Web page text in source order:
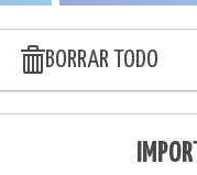
BORRAR TODO